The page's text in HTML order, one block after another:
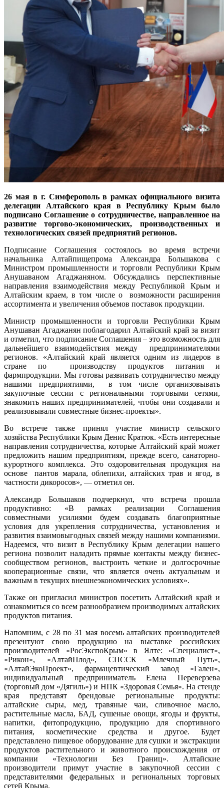
26 мая в г. Симферополь в рамках официального визита
делегации Алтайского края в Республику Крым было
подписано Соглашение о сотрудничестве, направленное на
развитие торгово-экономических, производственных и
технологических связей предприятий регионов.
Подписание Соглашения состоялось во время встречи
начальника Алтайпищепрома Александра Большакова с
Министром промышленности и торговли Республики Крым
Анушаваном Агаджаняном. Обсуждались перспективные
направления взаимодействия между Республикой Крым и
Алтайским краем, в том числе о возможности расширения
ассортимента и увеличения объемов поставок продукции.
Министр промышленности и торговли Республики Крым
Анушаван Агаджанян поблагодарил Алтайский край за визит
и отметил, что подписание Соглашения – это возможность для
дальнейшего взаимодействия между предпринимателями
регионов. «Алтайский край является одним из лидеров в
стране по производству продуктов питания и
фармпродукции. Мы готовы развивать сотрудничество между
нашими предприятиями, в том числе организовывать
закупочные сессии с региональными торговыми сетями,
знакомить наших предпринимателей, чтобы они создавали и
реализовывали совместные бизнес-проекты».
Во встрече также принял участие министр сельского
хозяйства Республики Крым Денис Кратюк. «Есть интересные
направления сотрудничества, которые Алтайский край может
предложить нашим предприятиям, прежде всего, санаторно-
курортного комплекса. Это оздоровительная продукция на
основе пантов марала, облепихи, алтайских трав и ягод, в
частности дикоросов», — отметил он.
Александр Большаков подчеркнул, что встреча прошла
продуктивно: «В рамках реализации Соглашения
совместными усилиями будем создавать благоприятные
условия для укрепления сотрудничества, установления и
развития взаимовыгодных связей между нашими компаниями.
Надеемся, что визит в Республику Крым делегации нашего
региона позволит наладить прямые контакты между бизнес-
сообществом регионов, выстроить четкие и долгосрочные
кооперационные связи, что является очень актуальным и
важным в текущих внешнеэкономических условиях».
Также он пригласил министров посетить Алтайский край и
ознакомиться со всем разнообразием производимых алтайских
продуктов питания.
Напомним, с 28 по 31 мая восемь алтайских производителей
презентуют свою продукцию на выставке российских
производителей «РосЭкспоКрым» в Ялте: «Специалист»,
«Рикон», «АлтайПлод», СПССК «Млечный Путь»,
«АлтайЭкоПроект», фармацевтический завод «Гален»,
индивидуальный предприниматель Елена Переверзева
(торговый дом «Дягиль») и НПК «Здоровая Семья». На стенде
края представят брендовые региональные продукты:
алтайские сыры, мед, травяные чаи, сливочное масло,
растительные масла, БАД, сушеные овощи, ягоды и фрукты,
напитки, фитопродукцию, продукцию для спортивного
питания, косметические средства и другое. Будет
представлено пищевое оборудование для сушки и экстракции
продуктов растительного и животного происхождения от
компании «Технологии Без Границ». Алтайские
производители примут участие в закупочной сессии с
представителями федеральных и региональных торговых
сетей Крыма.